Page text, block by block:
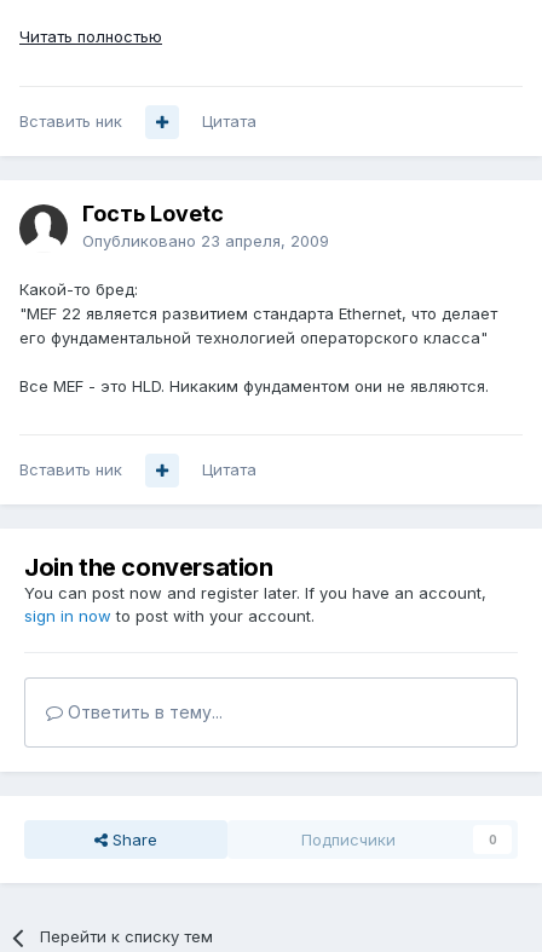
Читать полностью
Вставить ник Цитата
Гость Lovetc
Опубликовано 23 апреля, 2009
Какой-то бред:
"MEF 22 является развитием стандарта Ethernet, что делает
его фундаментальной технологией операторского класса"
Все MEF - это HLD. Никаким фундаментом они не являются.
Вставить ник Цитата
Join the conversation
You can post now and register later. If you have an account,
sign in now to post with your account.
Ответить в тему...
Share Подписчики 0
Перейти к списку тем